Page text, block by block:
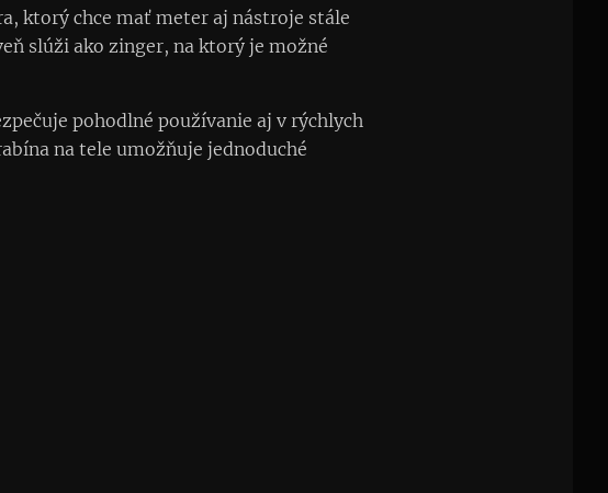
ktorý chce mať meter aj nástroje stále
slúži ako zinger, na ktorý je možné
pohodlné používanie aj v rýchlych
na tele umožňuje jednoduché